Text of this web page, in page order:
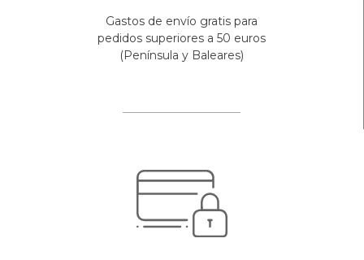
Gastos de envío gratis para
pedidos superiores a 50 euros
(Península y Baleares)